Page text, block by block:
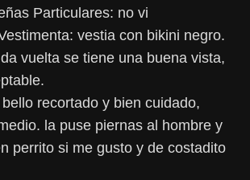
Particulares: no vi
vestia con bikini negro.
vuelta se tiene una buena vista,
recortado y bien cuidado,
la puse piernas al hombre y
perrito si me gusto y de costadito